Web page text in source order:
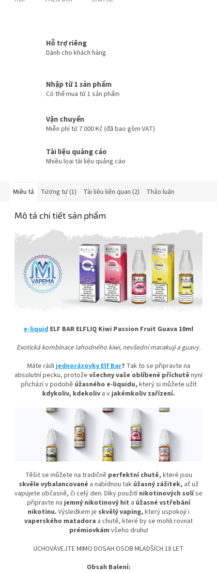
Hỗ trợ riêng
Dành cho khách hàng
Nhập từ 1 sản phẩm
Có thể mua từ 1 sản phẩm
Vận chuyển
Miễn phí từ 7.000 Kč (đã bao gồm VAT)
Tài liệu quảng cáo
Nhiều loại tài liệu quảng cáo
Miêu tả Tương tự (1) Tài liệu liên quan (2) Thảo luận
Mô tả chi tiết sản phẩm
e-liquid ELF BAR ELFLIQ Kiwi Passion Fruit Guava 10ml
Exotická kombinace lahodného kiwi, nevšední marakuji a guavy.
Máte rádijednorázovky Elf Bar? Tak to se připravte na
absolutní pecku, protože všechny vaše oblíbené příchutě nyní
přichází v podobě úžasného e-liquidu, který si můžete užít
kdykoliv, kdekoliv a vjakémkoliv zařízení.
Těšit se můžete na tradičně perfektní chutě, které jsou
skvěle vybalancované a nabídnou tak úžasný zážitek, ať už
vapujete občasně, či celý den. Díky použitínikotinových solíse
připravte najemný nikotinový hit a úžasné vstřebání
nikotinu. Výsledkem je skvělý vaping, který uspokojí i
vaperského matadora a chutě, které by se mohli rovnat
prémiovkám všeho druhu!
UCHOVÁVEJTE MIMO DOSAH OSOB MLADŠÍCH 18 LET
Obsah Balení: